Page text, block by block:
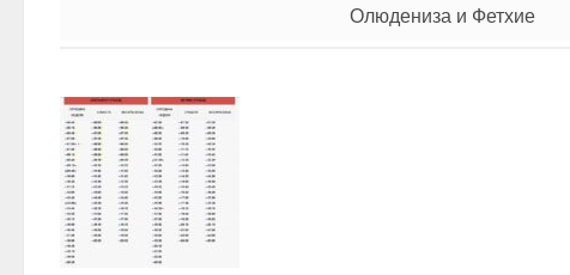
Олюдениза и Фетхие